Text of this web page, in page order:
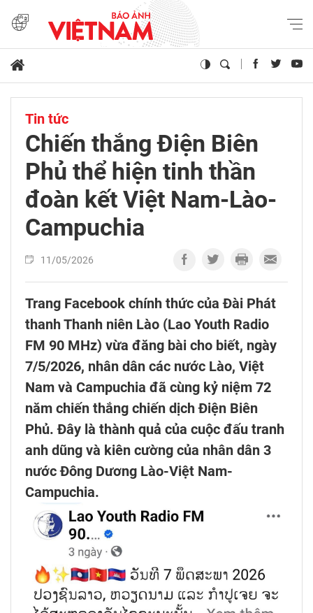
Tin tức
Chiến thắng Điện Biên
Phủ thể hiện tinh thần
đoàn kết Việt Nam-Lào-
Campuchia
11/05/2026
Trang Facebook chính thức của Đài Phát
thanh Thanh niên Lào (Lao Youth Radio
FM 90 MHz) vừa đăng bài cho biết, ngày
7/5/2026, nhân dân các nước Lào, Việt
Nam và Campuchia đã cùng kỷ niệm 72
năm chiến thắng chiến dịch Điện Biên
Phủ. Đây là thành quả của cuộc đấu tranh
anh dũng và kiên cường của nhân dân 3
nước Đông Dương Lào-Việt Nam-
Campuchia.